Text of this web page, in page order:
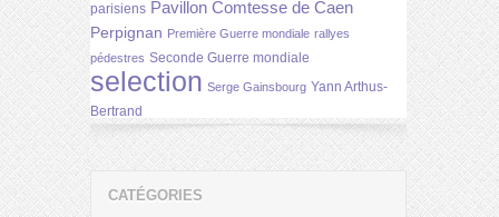
parisiens Pavillon Comtesse de Caen
Perpignan Première Guerre mondiale rallyes
pédestres Seconde Guerre mondiale
selection Serge Gainsbourg Yann Arthus-
Bertrand
CATÉGORIES